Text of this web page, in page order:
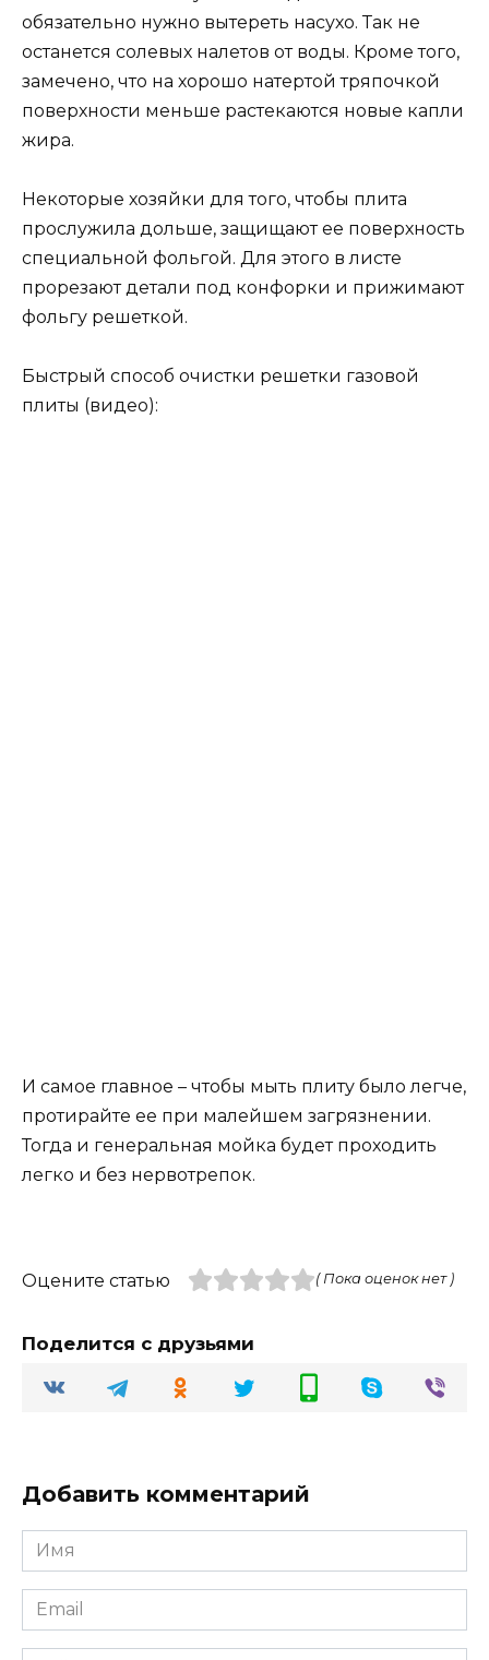
обязательно нужно вытереть насухо. Так не
останется солевых налетов от воды. Кроме того,
замечено, что на хорошо натертой тряпочкой
поверхности меньше растекаются новые капли
жира.
Некоторые хозяйки для того, чтобы плита
прослужила дольше, защищают ее поверхность
специальной фольгой. Для этого в листе
прорезают детали под конфорки и прижимают
фольгу решеткой.
Быстрый способ очистки решетки газовой
плиты (видео):
И самое главное – чтобы мыть плиту было легче,
протирайте ее при малейшем загрязнении.
Тогда и генеральная мойка будет проходить
легко и без нервотрепок.
Оцените статью ( Пока оценок нет )
Поделится с друзьями
Добавить комментарий
Имя
Email